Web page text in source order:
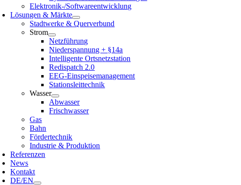
Elektronik-/Softwareentwicklung
Lösungen & Märkte
Stadtwerke & Querverbund
Strom
Netzführung
Niederspannung + §14a
Intelligente Ortsnetzstation
Redispatch 2.0
EEG-Einspeisemanagement
Stationsleittechnik
Wasser
Abwasser
Frischwasser
Gas
Bahn
Fördertechnik
Industrie & Produktion
Referenzen
News
Kontakt
DE/EN